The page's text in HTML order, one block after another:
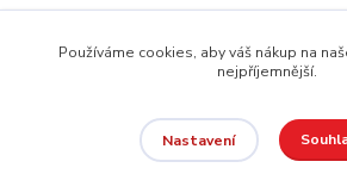
info@capushop.cz
Používáme cookies, aby váš nákup na
nejpříjemnější.
Nastavení